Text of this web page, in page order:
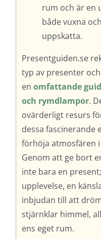
rum och är en
både vuxna
uppskatta.
Presentguiden.se
typ av presenter
en omfattande
och rymdlampor.
ovärderligt resurs
dessa fascinerande
förhöja atmosfären
Genom att ge bort
inte bara en
upplevelse, en
inbjudan till att
stjärnklar himmel,
ens eget rum.